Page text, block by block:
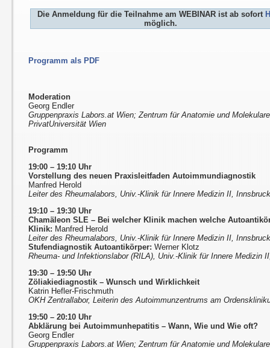
Die Anmeldung für die Teilnahme am WEBINAR ist ab sofort
möglich.
Programm als PDF
Moderation
Georg Endler
Gruppenpraxis Labors.at Wien; Zentrum für Anatomie und
PrivatUniversität Wien
Programm
19:00 – 19:10 Uhr
Vorstellung des neuen Praxisleitfaden Autoimmundiagnostik
Manfred Herold
Leiter des Rheumalabors, Univ.-Klinik für Innere Medizin II,
19:10 – 19:30 Uhr
Chamäleon SLE – Bei welcher Klinik machen welche
Klinik: Manfred Herold
Leiter des Rheumalabors, Univ.-Klinik für Innere Medizin II,
Stufendiagnostik Autoantikörper: Werner Klotz
Rheuma- und Infektionslabor (RILA), Univ.-Klinik für Innere Medizin
19:30 – 19:50 Uhr
Zöliakiediagnostik – Wunsch und Wirklichkeit
Katrin Hefler-Frischmuth
OKH Zentrallabor, Leiterin des Autoimmunzentrums am
19:50 – 20:10 Uhr
Abklärung bei Autoimmunhepatitis – Wann, Wie und Wie oft?
Georg Endler
Gruppenpraxis Labors.at Wien; Zentrum für Anatomie und